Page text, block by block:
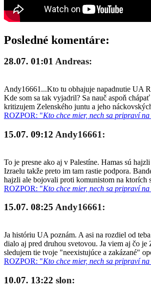
Posledné komentáre:
28.07. 01:01 Andreas:
Andy16661...Kto tu obhajuje napadnutie UA
Kde som sa tak vyjadril? Sa nauč aspoň
kritizujem Zelenského juntu a jeho
ROZPOR: "Kto chce mier, nech sa pripraví
15.07. 09:12 Andy16661:
To je presne ako aj v Palestíne. Hamas sú
Izraelu takže preto im tam rastie podpora.
hajzli ale bojovali proti komunistom na ktorích
ROZPOR: "Kto chce mier, nech sa pripraví
15.07. 08:25 Andy16661:
Ja históriu UA poznám. A asi na rozdiel od
dialo aj pred druhou svetovou. Ja viem aj čo je
sledujem tie tvoje "neexistujúce a zakázané"
ROZPOR: "Kto chce mier, nech sa pripraví
10.07. 13:22 slon: